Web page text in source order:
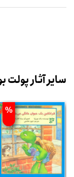
سایر آثار پولت
%